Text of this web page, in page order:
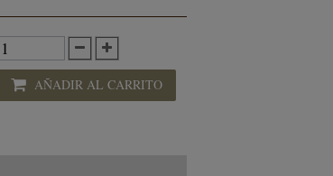
AÑADIR AL CARRITO